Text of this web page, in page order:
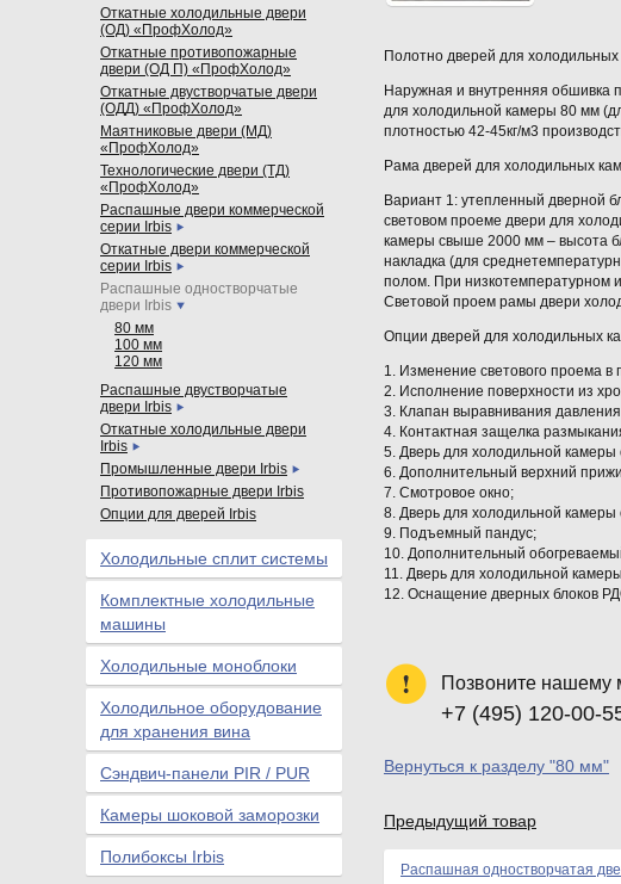
Полотно дверей для
Наружная и внутренняя обшивка
для холодильной камеры 80 мм
плотностью 42-45кг/м3
Рама дверей для холодильных
Вариант 1: утепленный дверной
световом проеме двери для
камеры свыше 2000 мм – высота
накладка (для
полом. При низкотемпературном
Световой проем рамы двери
Опции дверей для холодильных
1. Изменение светового проема
2. Исполнение поверхности из
3. Клапан выравнивания
4. Контактная защелка
5. Дверь для холодильной камеры
6. Дополнительный верхний
7. Смотровое окно;
8. Дверь для холодильной камеры
9. Подъемный пандус;
10. Дополнительный
11. Дверь для холодильной
12. Оснащение дверных блоков
Позвоните нашему
+7 (495) 120-00-
Вернуться к разделу "80 мм"
Предыдущий товар
Распашная одностворчатая
Откатные холодильные двери
(ОД) «ПрофХолод»
Откатные противопожарные
двери (ОД П) «ПрофХолод»
Откатные двустворчатые двери
(ОДД) «ПрофХолод»
Маятниковые двери (МД)
«ПрофХолод»
Технологические двери (ТД)
«ПрофХолод»
Распашные двери коммерческой
серии Irbis
Откатные двери коммерческой
серии Irbis
Распашные одностворчатые
двери Irbis
80 мм
100 мм
120 мм
Распашные двустворчатые
двери Irbis
Откатные холодильные двери
Irbis
Промышленные двери Irbis
Противопожарные двери Irbis
Опции для дверей Irbis
Холодильные сплит системы
Комплектные холодильные
машины
Холодильные моноблоки
Холодильное оборудование
для хранения вина
Сэндвич-панели PIR / PUR
Камеры шоковой заморозки
Полибоксы Irbis